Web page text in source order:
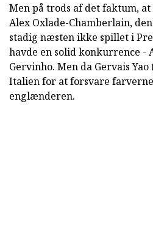
Men på trods af det faktum,
Alex Oxlade-Chamberlain,
stadig næsten ikke spillet i
havde en solid konkurrence -
Gervinho. Men da Gervais
Italien for at forsvare
englænderen.